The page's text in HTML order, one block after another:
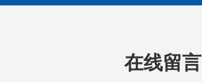
在线留言